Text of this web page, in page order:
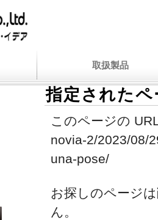
取扱製品
指定された
このページの
novia-2/2023/08/
una-pose/
お探しのページ
ん。